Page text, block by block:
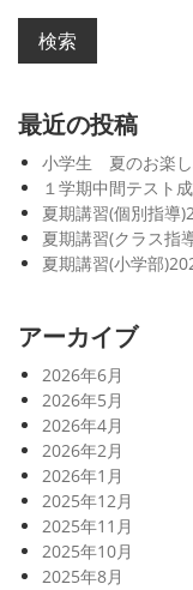
最近の投稿
小学生 夏のお楽し
１学期中間テスト
夏期講習(個別指導
夏期講習(クラス指
夏期講習(小学部
アーカイブ
2026年6月
2026年5月
2026年4月
2026年2月
2026年1月
2025年12月
2025年11月
2025年10月
2025年8月